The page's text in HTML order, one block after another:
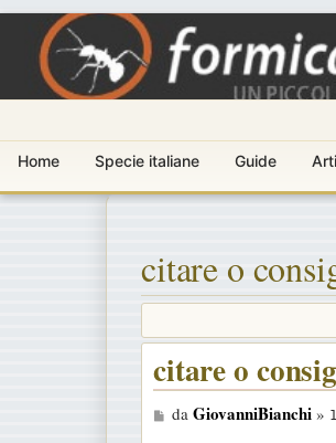
Home Specie italiane Guide
citare o
citare o
M
da GiovanniBianchi»